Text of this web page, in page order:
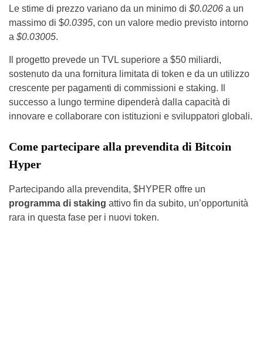
Le stime di prezzo variano da un minimo di $0.0206 a un
massimo di $0.0395, con un valore medio previsto intorno
a $0.03005.
Il progetto prevede un TVL superiore a $50 miliardi,
sostenuto da una fornitura limitata di token e da un utilizzo
crescente per pagamenti di commissioni e staking. Il
successo a lungo termine dipenderà dalla capacità di
innovare e collaborare con istituzioni e sviluppatori globali.
Come partecipare alla prevendita di Bitcoin
Hyper
Partecipando alla prevendita, $HYPER offre un
programma di staking attivo fin da subito, un’opportunità
rara in questa fase per i nuovi token.